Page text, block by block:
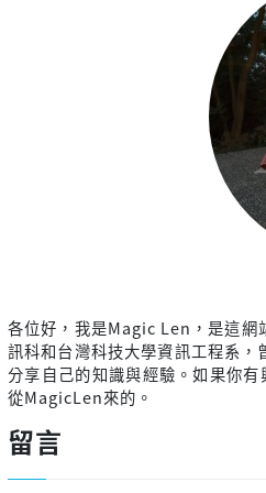
各位好，我是Magic Len，是這網
訊科和台灣科技大學資訊工程系，
分享自己的知識與經驗。如果你
從MagicLen來的。
留言